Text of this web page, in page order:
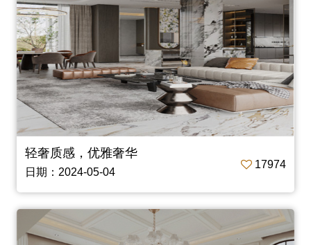
轻奢质感，优雅奢华
日期：2024-05-04
17974